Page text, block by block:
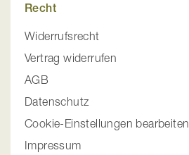
Recht
Widerrufsrecht
Vertrag widerrufen
AGB
Datenschutz
Cookie-Einstellungen bearbeiten
Impressum